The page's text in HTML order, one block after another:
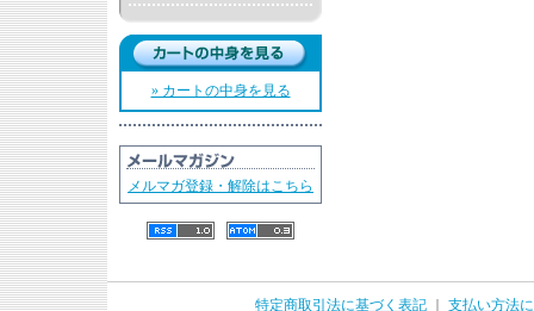
» カートの中身を見る
メルマガ登録・解除はこちら
特定商取引法に基づく表記
支払い方法